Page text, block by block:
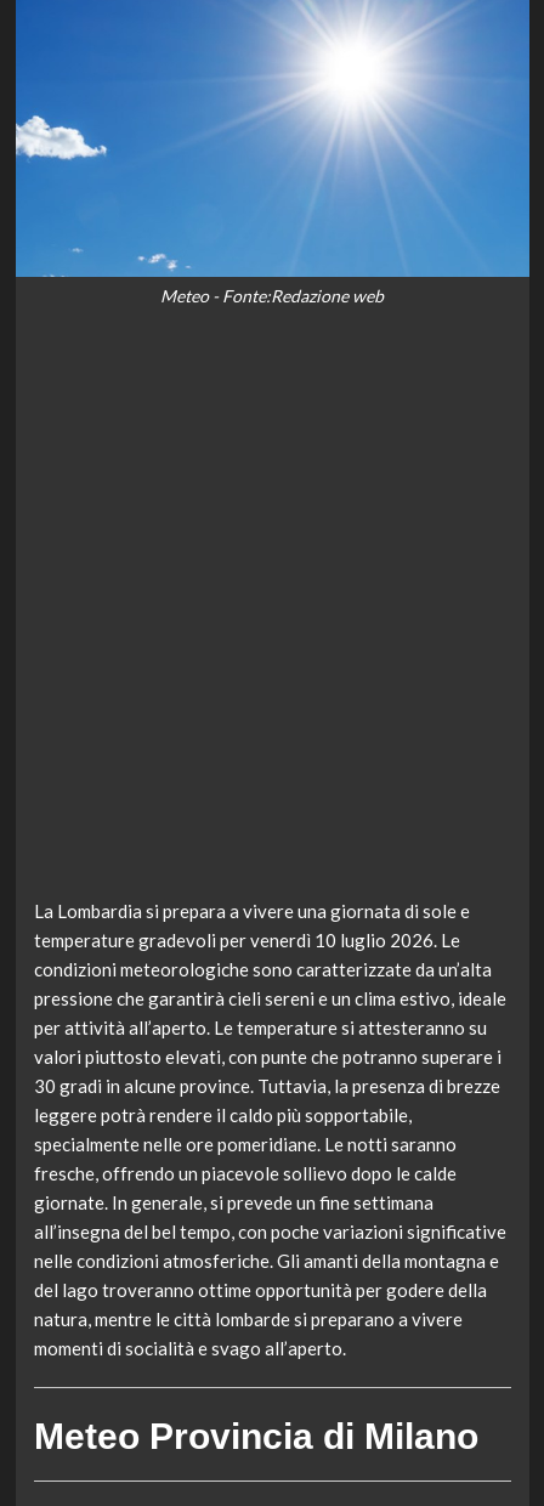
Meteo - Fonte:Redazione web
La Lombardia si prepara a vivere una giornata di sole e
temperature gradevoli per venerdì 10 luglio 2026. Le
condizioni meteorologiche sono caratterizzate da un’alta
pressione che garantirà cieli sereni e un clima estivo, ideale
per attività all’aperto. Le temperature si attesteranno su
valori piuttosto elevati, con punte che potranno superare i
30 gradi in alcune province. Tuttavia, la presenza di brezze
leggere potrà rendere il caldo più sopportabile,
specialmente nelle ore pomeridiane. Le notti saranno
fresche, offrendo un piacevole sollievo dopo le calde
giornate. In generale, si prevede un fine settimana
all’insegna del bel tempo, con poche variazioni significative
nelle condizioni atmosferiche. Gli amanti della montagna e
del lago troveranno ottime opportunità per godere della
natura, mentre le città lombarde si preparano a vivere
momenti di socialità e svago all’aperto.
Meteo Provincia di Milano